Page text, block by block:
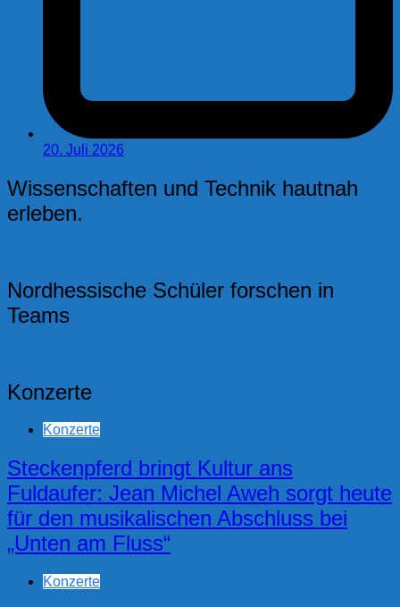
20. Juli 2026
Wissenschaften und Technik hautnah
erleben.
Nordhessische Schüler forschen in
Teams
Konzerte
Konzerte
Steckenpferd bringt Kultur ans
Fuldaufer: Jean Michel Aweh sorgt heute
für den musikalischen Abschluss bei
„Unten am Fluss“
Konzerte